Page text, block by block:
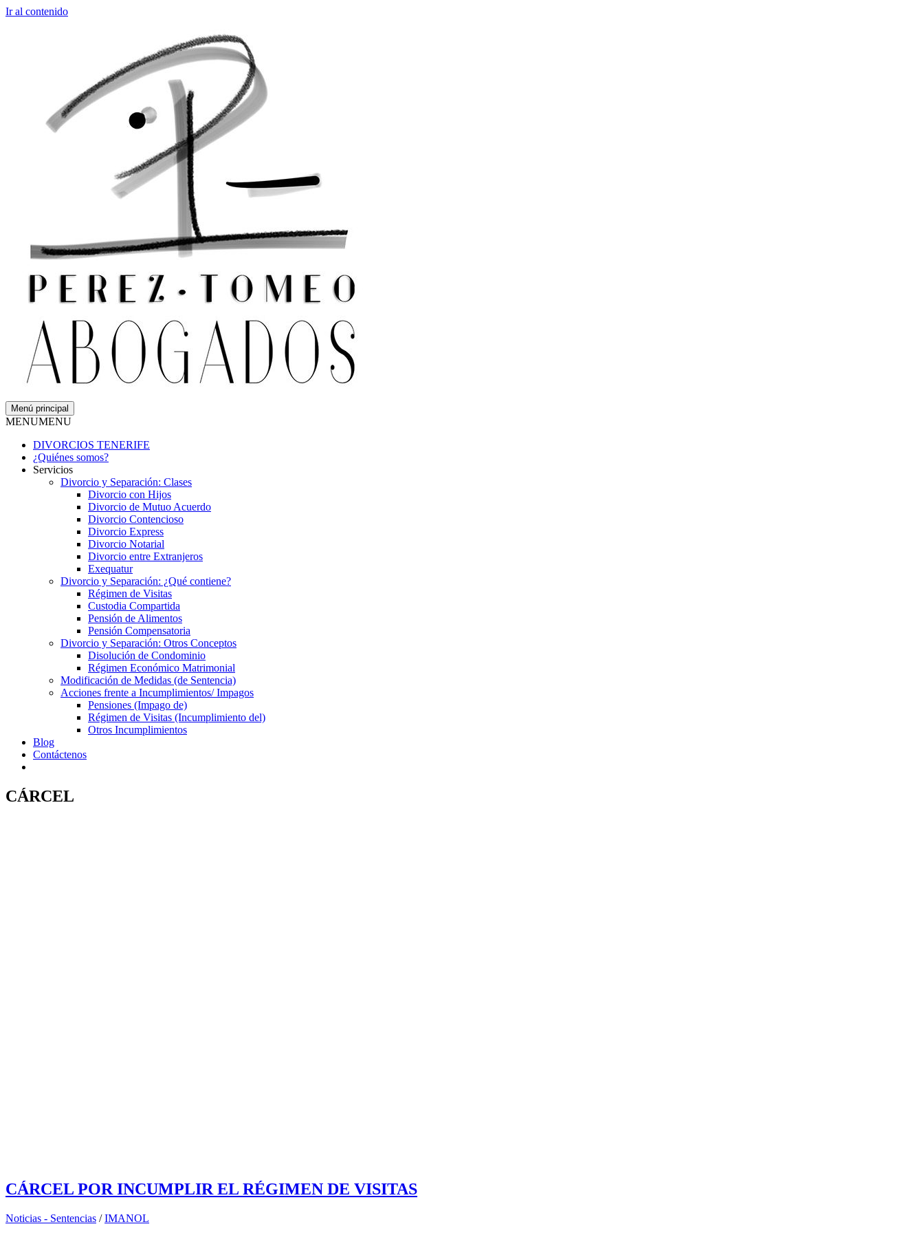
Ir al contenido
Menú principal
MENUMENU
DIVORCIOS TENERIFE
¿Quiénes somos?
Servicios
Divorcio y Separación: Clases
Divorcio con Hijos
Divorcio de Mutuo Acuerdo
Divorcio Contencioso
Divorcio Express
Divorcio Notarial
Divorcio entre Extranjeros
Exequatur
Divorcio y Separación: ¿Qué contiene?
Régimen de Visitas
Custodia Compartida
Pensión de Alimentos
Pensión Compensatoria
Divorcio y Separación: Otros Conceptos
Disolución de Condominio
Régimen Económico Matrimonial
Modificación de Medidas (de Sentencia)
Acciones frente a Incumplimientos/ Impagos
Pensiones (Impago de)
Régimen de Visitas (Incumplimiento del)
Otros Incumplimientos
Blog
Contáctenos
CÁRCEL
CÁRCEL POR INCUMPLIR EL RÉGIMEN DE VISITAS
Noticias - Sentencias /IMANOL